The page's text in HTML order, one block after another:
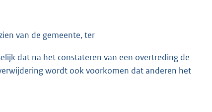
van de gemeente, ter
dat na het constateren van een overtreding de
wordt ook voorkomen dat anderen het